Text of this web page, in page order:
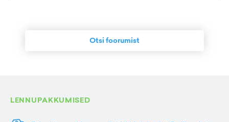
Otsi foorumist
LENNUPAKKUMISED